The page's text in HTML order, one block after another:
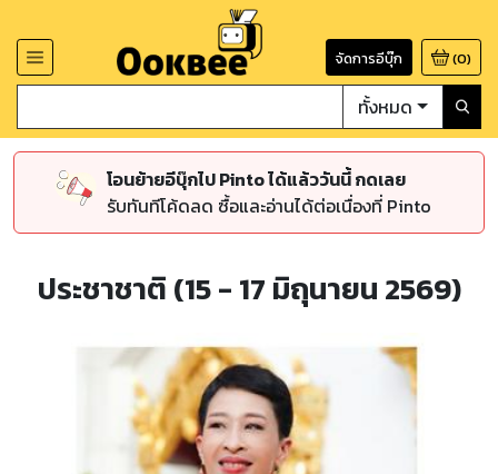
จัดการอีบุ๊ก (0)
ทั้งหมด
โอนย้ายอีบุ๊กไป Pinto ได้แล้ววันนี้ กดเลย
รับทันทีโค้ดลด ซื้อและอ่านได้ต่อเนื่องที่ Pinto
ประชาชาติ (15 - 17 มิถุนายน 2569)